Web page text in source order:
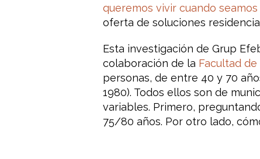
queremos vivir cuando
oferta de soluciones
Esta investigación de Grup
colaboración de la Facultad de
personas, de entre 40 y 70
1980). Todos ellos son de
variables. Primero,
75/80 años. Por otro lado,